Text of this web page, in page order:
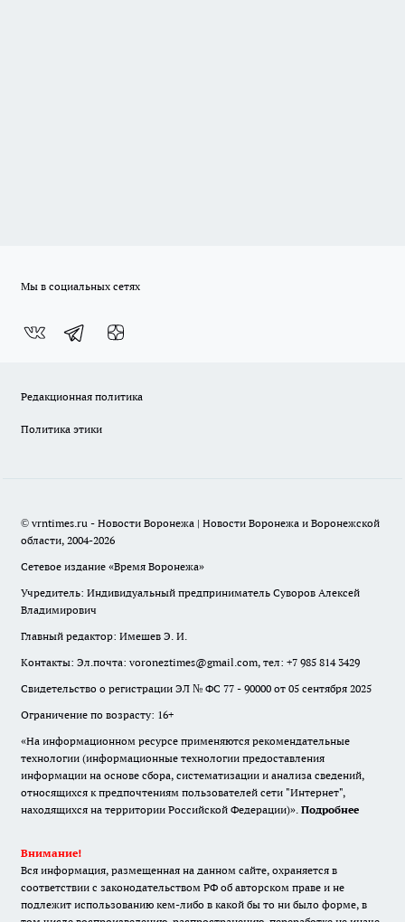
Мы в социальных сетях
Редакционная политика
Политика этики
© vrntimes.ru - Новости Воронежа | Новости Воронежа и Воронежской
области, 2004-2026
Сетевое издание «Время Воронежа»
Учредитель: Индивидуальный предприниматель Суворов Алексей
Владимирович
Главный редактор: Имешев Э. И.
Контакты: Эл.почта: voroneztimes@gmail.com, тел: +7 985 814 3429
Свидетельство о регистрации ЭЛ № ФС 77 - 90000 от 05 сентября 2025
Ограничение по возрасту: 16+
«На информационном ресурсе применяются рекомендательные
технологии (информационные технологии предоставления
информации на основе сбора, систематизации и анализа сведений,
относящихся к предпочтениям пользователей сети "Интернет",
находящихся на территории Российской Федерации)». Подробнее
Внимание!
Вся информация, размещенная на данном сайте, охраняется в
соответствии с законодательством РФ об авторском праве и не
подлежит использованию кем-либо в какой бы то ни было форме, в